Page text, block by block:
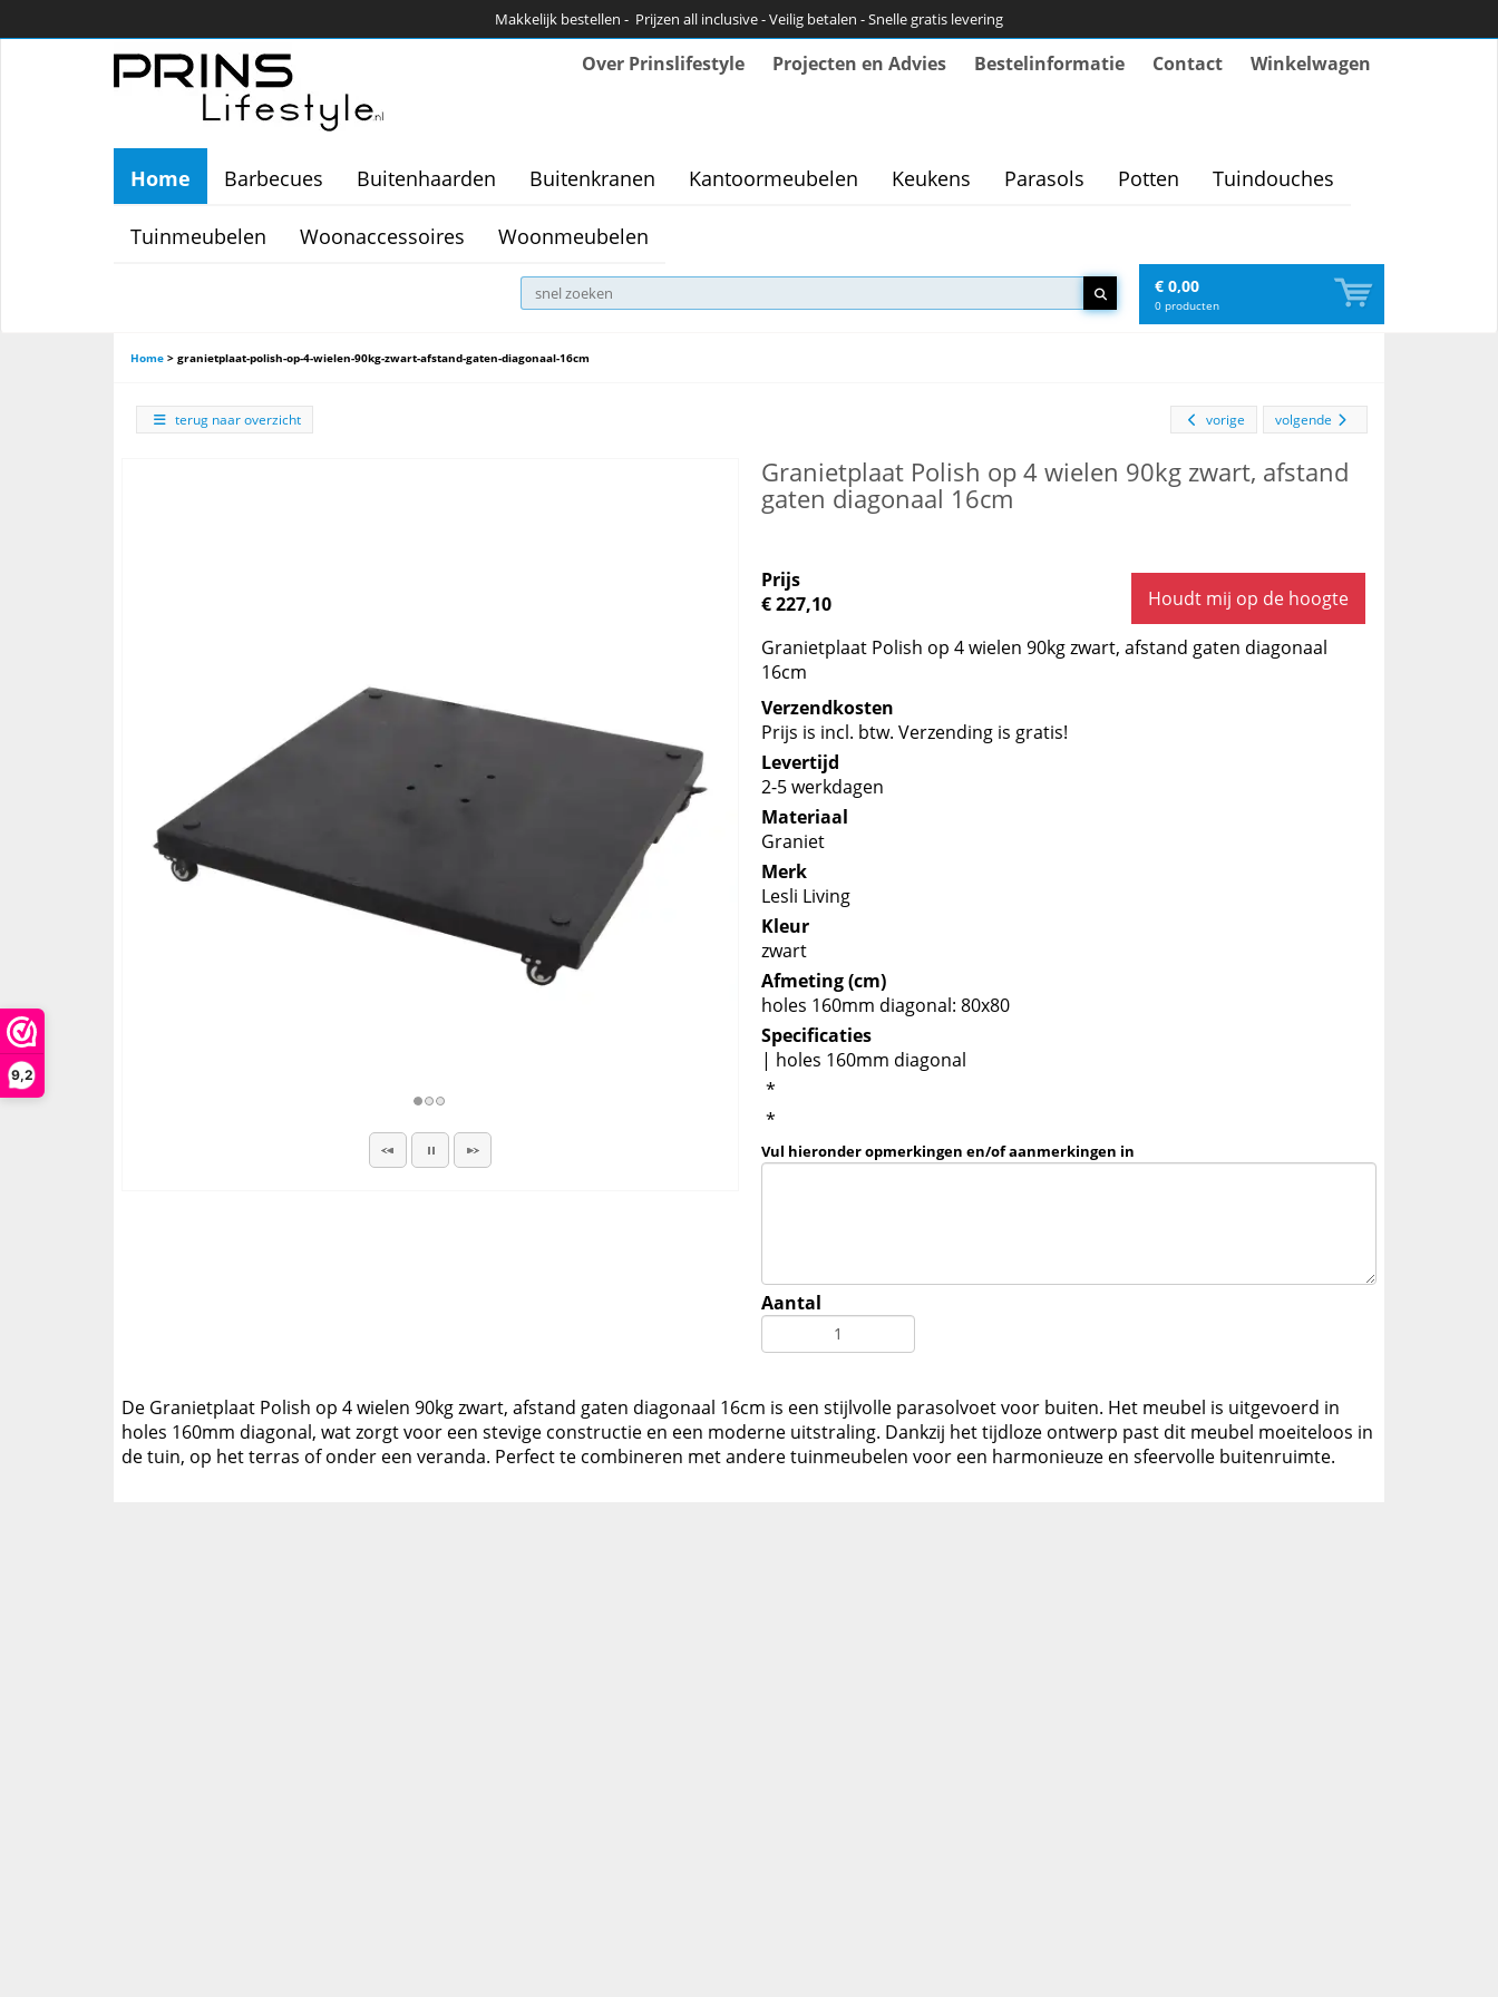
9,2
Makkelijk bestellen - Prijzen all inclusive - Veilig betalen - Snelle gratis levering
Over Prinslifestyle Projecten en Advies Bestelinformatie Contact Winkelwagen
Home Barbecues Buitenhaarden Buitenkranen Kantoormeubelen Keukens Parasols Potten Tuindouches
Tuinmeubelen Woonaccessoires Woonmeubelen
€ 0,00
0 producten
Home > granietplaat-polish-op-4-wielen-90kg-zwart-afstand-gaten-diagonaal-16cm
terug naar overzicht volgende
vorige
Granietplaat Polish op 4 wielen 90kg zwart, afstand
gaten diagonaal 16cm
Prijs
€ 227,10
Houdt mij op de hoogte
Granietplaat Polish op 4 wielen 90kg zwart, afstand gaten diagonaal
16cm
Verzendkosten
Prijs is incl. btw. Verzending is gratis!
Levertijd
2-5 werkdagen
Materiaal
Graniet
Merk
Lesli Living
Kleur
zwart
Afmeting (cm)
holes 160mm diagonal: 80x80
Specificaties
| holes 160mm diagonal
*
*
Vul hieronder opmerkingen en/of aanmerkingen in
Aantal
De Granietplaat Polish op 4 wielen 90kg zwart, afstand gaten diagonaal 16cm is een stijlvolle parasolvoet voor buiten. Het meubel is uitgevoerd in
holes 160mm diagonal, wat zorgt voor een stevige constructie en een moderne uitstraling. Dankzij het tijdloze ontwerp past dit meubel moeiteloos in
de tuin, op het terras of onder een veranda. Perfect te combineren met andere tuinmeubelen voor een harmonieuze en sfeervolle buitenruimte.